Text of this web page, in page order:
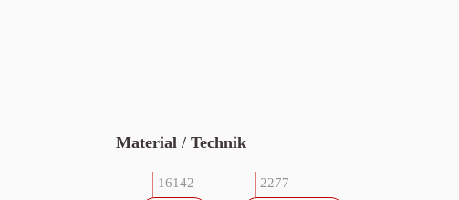
Material / Technik
16142 2277